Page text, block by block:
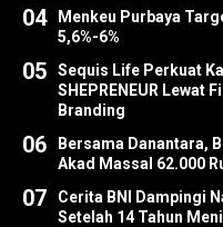
04
Menkeu Purbaya
5,6%-6%
05
Sequis Life Perkuat
SHEPRENEUR Lewat
Branding
06
Bersama Danantara,
Akad Massal 62.000
07
Cerita BNI Dampingi
Setelah 14 Tahun